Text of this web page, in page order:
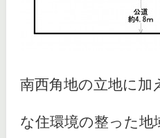
南西角地の立地に加
な住環境の整った地